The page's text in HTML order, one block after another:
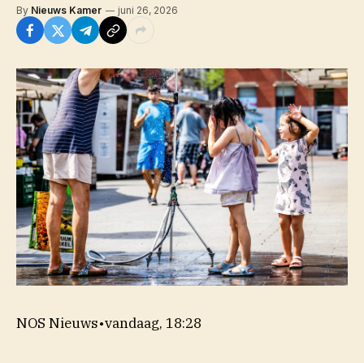
By Nieuws Kamer juni 26, 2026
NOS Nieuws•vandaag, 18:28